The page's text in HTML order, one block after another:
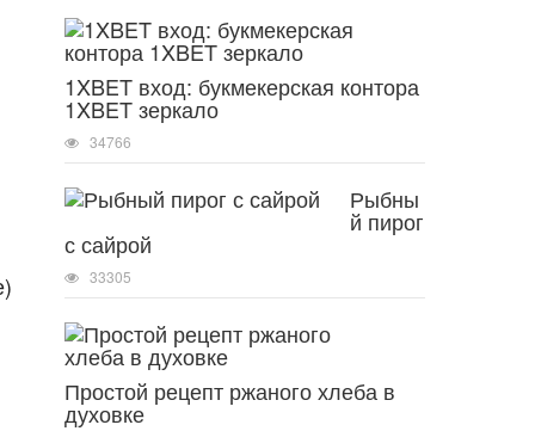
1XBET вход: букмекерская контора
1XBET зеркало
34766
Рыбны
й пирог
с сайрой
33305
Простой рецепт ржаного хлеба в
духовке